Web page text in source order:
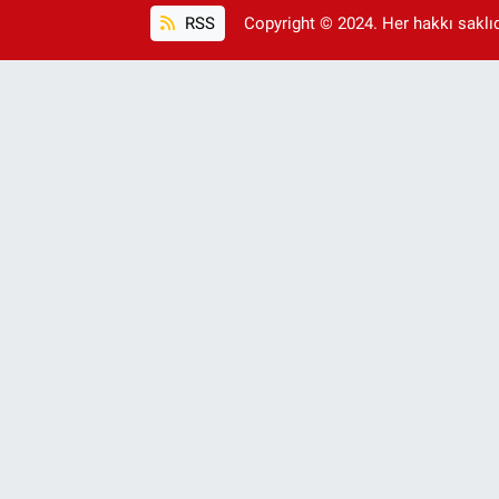
RSS Copyright © 2024. Her hakkı